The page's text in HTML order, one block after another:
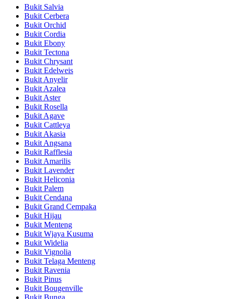
Bukit Salvia
Bukit Cerbera
Bukit Orchid
Bukit Cordia
Bukit Ebony
Bukit Tectona
Bukit Chrysant
Bukit Edelweis
Bukit Anyelir
Bukit Azalea
Bukit Aster
Bukit Rosella
Bukit Agave
Bukit Cattleya
Bukit Akasia
Bukit Angsana
Bukit Rafflesia
Bukit Amarilis
Bukit Lavender
Bukit Heliconia
Bukit Palem
Bukit Cendana
Bukit Grand Cempaka
Bukit Hijau
Bukit Menteng
Bukit Wjaya Kusuma
Bukit Widelia
Bukit Vignolia
Bukit Telaga Menteng
Bukit Ravenia
Bukit Pinus
Bukit Bougenville
Bukit Bunga